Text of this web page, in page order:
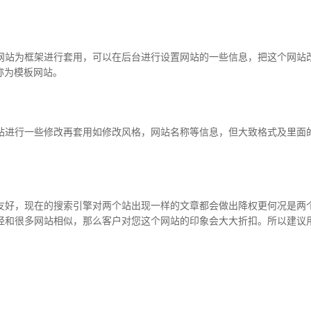
框架进行套用，可以在后台进行设置网站的一些信息，把这个网站
模板网站。
一些修改再套用如修改风格，网站名称等信息，但大致格式及里面
现在的搜索引擎对两个站出现一样的文章都会做出降权更何况是两
很多网站相似，那么客户对您这个网站的印象会大大折扣。所以建